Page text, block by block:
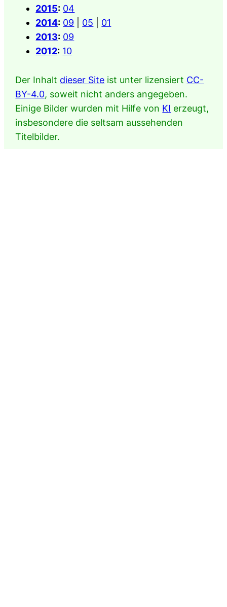
2015: 04
2014: 09 05
01
2013: 09
2012: 10
Der Inhalt dieser Site ist unter lizensiert CC-
BY-4.0, soweit nicht anders angegeben.
Einige Bilder wurden mit Hilfe von KI erzeugt,
insbesondere die seltsam aussehenden
Titelbilder.